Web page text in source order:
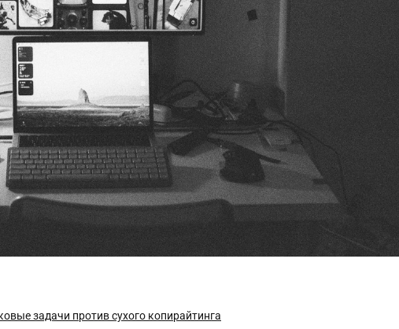
задачи против сухого копирайтинга